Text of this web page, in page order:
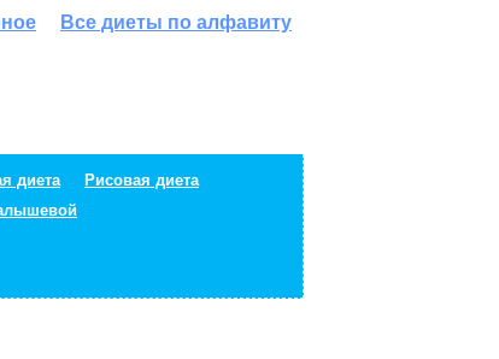
Все диеты по алфавиту
диета
Рисовая диета